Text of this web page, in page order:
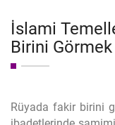
İslami
Birini Görmek
Rüyada fakir birini